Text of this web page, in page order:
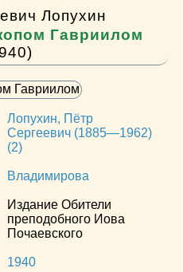
Лопухин
Гавриилом
Лопухин, Пётр
Сергеевич (1885—1962)
(2)
Владимирова
Издание Обители
преподобного Иова
Почаевского
1940